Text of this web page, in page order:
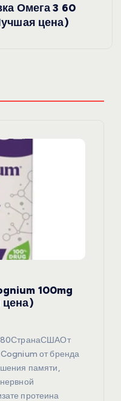
Омега 3 60
цена)
100mg
цена)
от бренда
памяти,
протеина